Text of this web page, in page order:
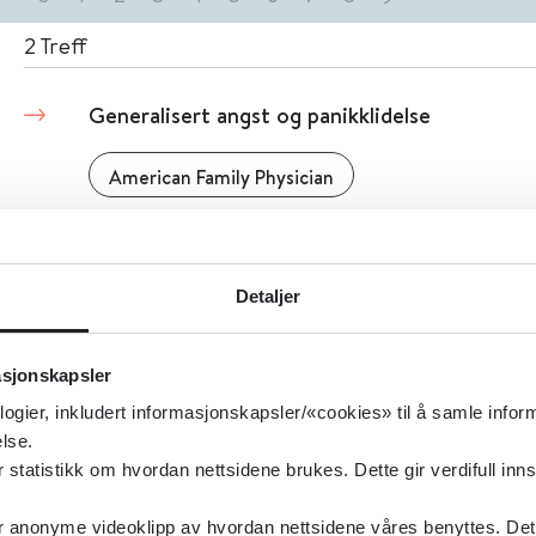
Detaljer
inkludert informasjonskapsler/«cookies» til å samle
statistikk om hvordan nettsidene brukes. Dette gir verdifull
videoklipp av hvordan nettsidene våres benyttes.
2 Treff
Generalisert angst og panikklidelse
American Family Physician
Gravide i legemiddelassistert rehabilitering
retningslinje
Helsedirektoratet 2019